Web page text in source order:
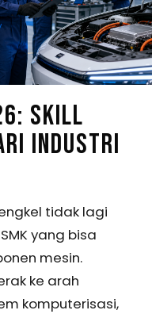
SKILL
INDUSTRI
tidak lagi
yang bisa
mesin.
ke arah
komputerisasi,